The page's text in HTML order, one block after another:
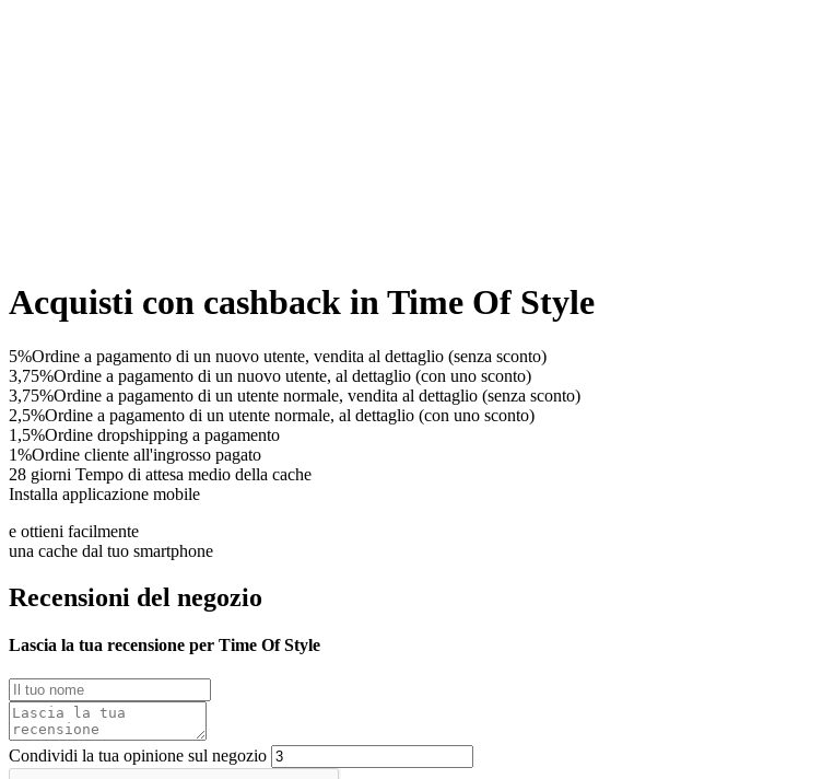
Acquisti con cashback in Time Of Style
5%Ordine a pagamento di un nuovo utente, vendita al dettaglio (senza sconto)
3,75%Ordine a pagamento di un nuovo utente, al dettaglio (con uno sconto)
3,75%Ordine a pagamento di un utente normale, vendita al dettaglio (senza sconto)
2,5%Ordine a pagamento di un utente normale, al dettaglio (con uno sconto)
1,5%Ordine dropshipping a pagamento
1%Ordine cliente all'ingrosso pagato
28 giorni Tempo di attesa medio della cache
Installa applicazione mobile
e ottieni facilmente
una cache dal tuo smartphone
Recensioni del negozio
Lascia la tua recensione per Time Of Style
Condividi la tua opinione sul negozio